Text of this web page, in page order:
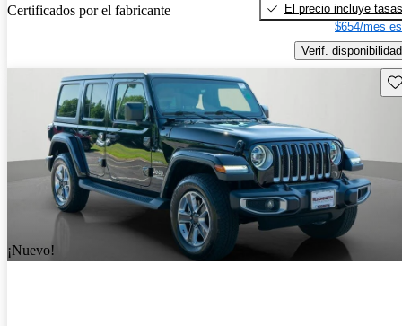
Certificados por el fabricante
El precio incluye tasas
$654/mes
Verif. disponibilidad
¡Nuevo!